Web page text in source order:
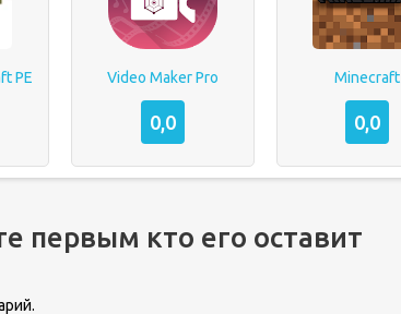
PE Video Maker Pro
0,0
Minecraft
0,0
первым кто его оставит